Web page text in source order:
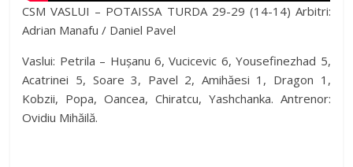
CSM VASLUI – POTAISSA TURDA 29-29 (14-14) Arbitri:
Adrian Manafu / Daniel Pavel
Vaslui: Petrila – Hușanu 6, Vucicevic 6, Yousefinezhad 5,
Acatrinei 5, Soare 3, Pavel 2, Amihăesi 1, Dragon 1,
Kobzii, Popa, Oancea, Chiratcu, Yashchanka. Antrenor:
Ovidiu Mihăilă.